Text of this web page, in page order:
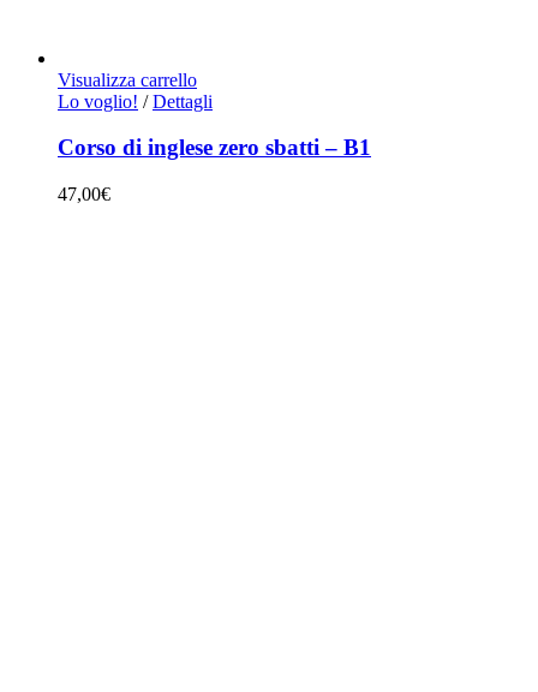
Visualizza carrello
Lo voglio! / Dettagli
Corso di inglese zero sbatti – B1
47,00€